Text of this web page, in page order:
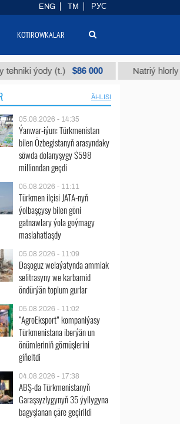
ýody (t.) $86 000 Natriý hlorly (nahar
ÄHLISI
05.08.2026 - 14:35
Ýanwar-iýun: Türkmenistan
bilen Özbegistanyň arasyndaky
söwda dolanyşygy $598
milliondan geçdi
05.08.2026 - 11:11
Türkmen ilçisi JATA-nyň
ýolbaşçysy bilen göni
gatnawlary ýola goýmagy
maslahatlaşdy
05.08.2026 - 11:09
Daşoguz welaýatynda ammiak
selitrasyny we karbamid
öndürýän toplum gurlar
05.08.2026 - 11:02
“AgroEksport” kompaniýasy
Türkmenistana iberýän un
önümleriniň görnüşlerini
giňeltdi
04.08.2026 - 17:38
ABŞ-da Türkmenistanyň
Garaşsyzlygynyň 35 ýyllygyna
bagyşlanan çäre geçirildi
ENG TM РУС
KOTIROWKALAR